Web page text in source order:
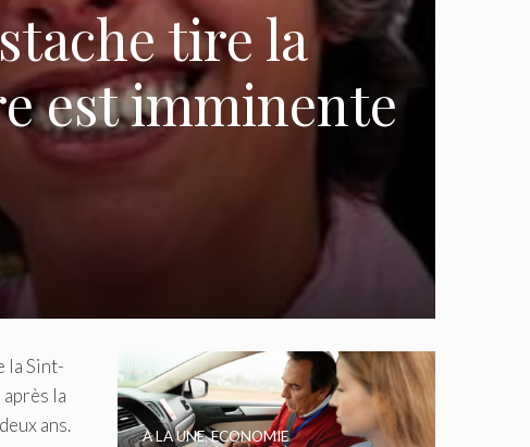
tire la
est imminente
la Sint-
la
ans.
À LA UNE,ECONOMIE